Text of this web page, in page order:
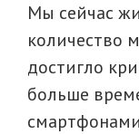
Мы сейчас
количество
достигло
больше